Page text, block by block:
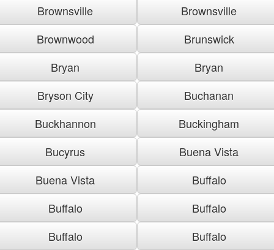
Brownsville
Brownsville
Brownwood
Brunswick
Bryan
Bryan
Bryson City
Buchanan
Buckhannon
Buckingham
Bucyrus
Buena Vista
Buena Vista
Buffalo
Buffalo
Buffalo
Buffalo
Buffalo